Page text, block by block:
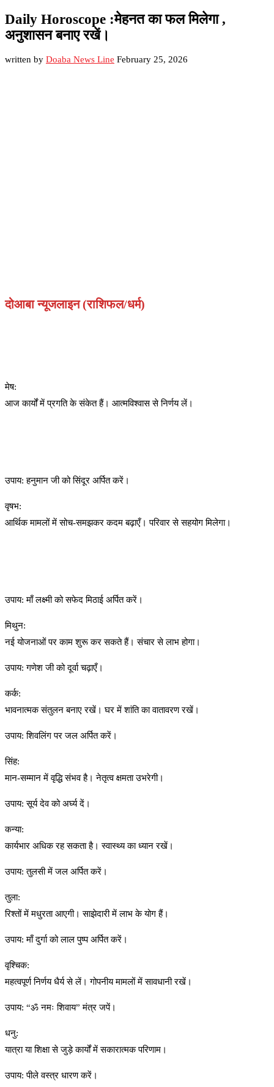
Daily Horoscope :मेहनत का फल मिलेगा ,
अनुशासन बनाए रखें।
written by Doaba News Line February 25, 2026
दोआबा न्यूजलाइन (राशिफल/धर्म)
मेष:
आज कार्यों में प्रगति के संकेत हैं। आत्मविश्वास से निर्णय लें।
उपाय: हनुमान जी को सिंदूर अर्पित करें।
वृषभ:
आर्थिक मामलों में सोच-समझकर कदम बढ़ाएँ। परिवार से सहयोग मिलेगा।
उपाय: माँ लक्ष्मी को सफेद मिठाई अर्पित करें।
मिथुन:
नई योजनाओं पर काम शुरू कर सकते हैं। संचार से लाभ होगा।
उपाय: गणेश जी को दूर्वा चढ़ाएँ।
कर्क:
भावनात्मक संतुलन बनाए रखें। घर में शांति का वातावरण रखें।
उपाय: शिवलिंग पर जल अर्पित करें।
सिंह:
मान-सम्मान में वृद्धि संभव है। नेतृत्व क्षमता उभरेगी।
उपाय: सूर्य देव को अर्घ्य दें।
कन्या:
कार्यभार अधिक रह सकता है। स्वास्थ्य का ध्यान रखें।
उपाय: तुलसी में जल अर्पित करें।
तुला:
रिश्तों में मधुरता आएगी। साझेदारी में लाभ के योग हैं।
उपाय: माँ दुर्गा को लाल पुष्प अर्पित करें।
वृश्चिक:
महत्वपूर्ण निर्णय धैर्य से लें। गोपनीय मामलों में सावधानी रखें।
उपाय: “ॐ नमः शिवाय” मंत्र जपें।
धनु:
यात्रा या शिक्षा से जुड़े कार्यों में सकारात्मक परिणाम।
उपाय: पीले वस्त्र धारण करें।